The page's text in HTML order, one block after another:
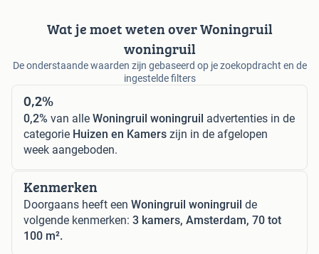
Wat je moet weten over Woningruil
woningruil
De onderstaande waarden zijn gebaseerd op je zoekopdracht en de
ingestelde filters
0,2%
0,2% van alle Woningruil woningruil advertenties in de
categorie Huizen en Kamers zijn in de afgelopen
week aangeboden.
Kenmerken
Doorgaans heeft een Woningruil woningruil de
volgende kenmerken: 3 kamers, Amsterdam, 70 tot
100 m².